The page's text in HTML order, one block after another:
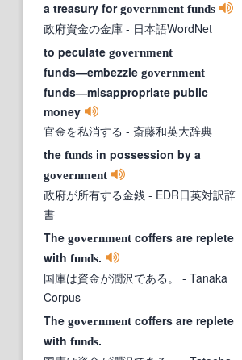
a treasury forgovernment funds
政府資金の金庫 - 日本語WordNet
to peculate government
funds―embezzle government
funds―misappropriate public
money
官金を私消する - 斎藤和英大辞典
the funds in possession by a
government
政府が所有する金銭 - EDR日英対訳辞
書
The government coffers are replete
with funds.
国庫は資金が潤沢である。
- Tanaka
Corpus
The government coffers are replete
with funds.